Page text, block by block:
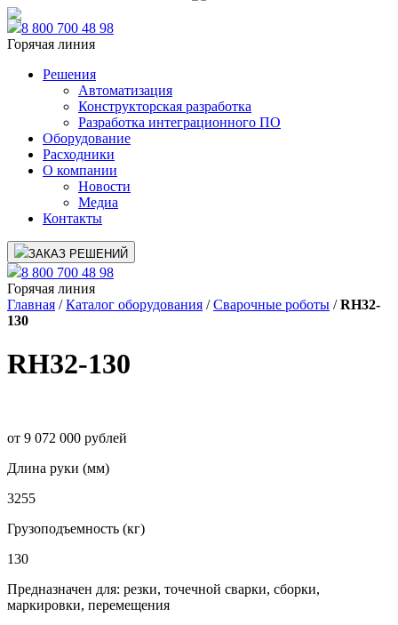
8 800 700 48 98
Горячая линия
Решения
Автоматизация
Конструкторская разработка
Разработка интеграционного ПО
Оборудование
Расходники
О компании
Новости
Медиа
Контакты
ЗАКАЗ РЕШЕНИЙ
8 800 700 48 98
Горячая линия
Главная /Каталог оборудования /Сварочные роботы /RH32-
130
RH32-130
от 9 072 000 рублей
Длина руки (мм)
3255
Грузоподъемность (кг)
130
Предназначен для: резки, точечной сварки, сборки,
маркировки, перемещения